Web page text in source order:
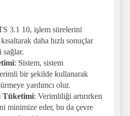
3.1 10, işlem sürelerini
daha hızlı sonuçlar
sağlar.
: Sistem, sistem
bir şekilde kullanarak
yardımcı olur.
Tüketimi: Verimliliği artırırken
minimize eder, bu da çevre